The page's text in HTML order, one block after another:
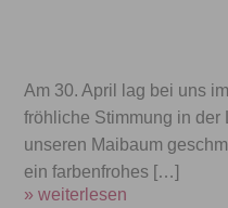
Am 30. April lag bei uns
fröhliche Stimmung in der
unseren Maibaum
ein farbenfrohes […]
» weiterlesen